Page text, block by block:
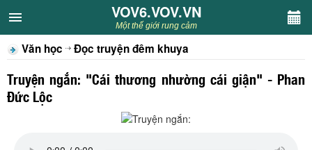
VOV6.VOV.VN
CHUYÊN MỤC
Khách VOV6
VOV6.VOV.VN
Một thế giới rung cảm
Văn học Đọc truyện đêm khuya
Truyện ngắn: "Cái thương nhường cái giận" - Phan
Đức Lộc